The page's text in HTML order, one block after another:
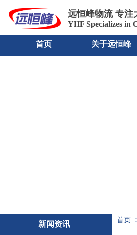
首页
新闻资讯
远恒峰物流 专注
首页 关于远恒峰
YHF Specializes in